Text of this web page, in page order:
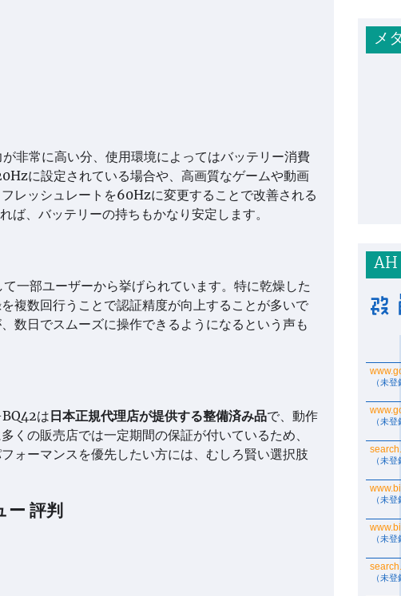
常に高い分、使用環境によってはバッテリー消費
に設定されている場合や、高画質なゲームや動画
レッシュレートを60Hzに変更することで改善される
、バッテリーの持ちもかなり安定します。
一部ユーザーから挙げられています。特に乾燥した
複数回行うことで認証精度が向上することが多いで
数日でスムーズに操作できるようになるという声も
BQ42は日本正規代理店が提供する整備済み品で、動作
くの販売店では一定期間の保証が付いているため、
ォーマンスを優先したい方には、むしろ賢い選択肢
ー 評判
メ
AH